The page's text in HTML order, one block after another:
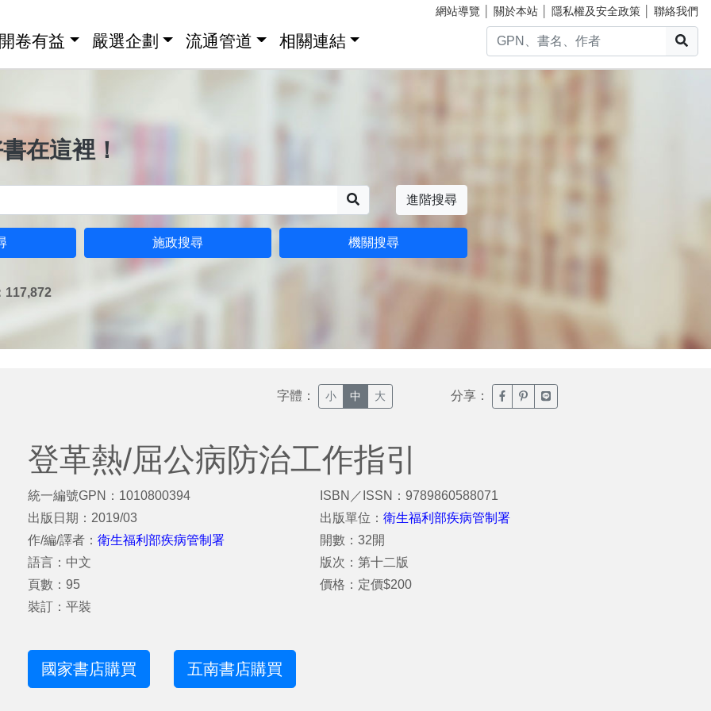
網站導覽 關於本站 隱私權及安全政策 聯絡我們
卷有益 嚴選企劃 流通管道 相關連結
在這裡！
進階搜尋
施政搜尋 機關搜尋
117,872
字體： 小 中 大 分享： 臉書分享(另開新視窗)
噗浪分享(另開新視窗)
Line分享(另開新視窗)
登革熱/屈公病防治工作指引
統一編號GPN：1010800394
出版日期：2019/03
作/編/譯者： 衛生福利部疾病管制署
語言：中文
頁數：95
裝訂：平裝
ISBN／ISSN：9789860588071
出版單位：衛生福利部疾病管制署
開數：32開
版次：第十二版
價格：定價$200
國家書店購買 五南書店購買